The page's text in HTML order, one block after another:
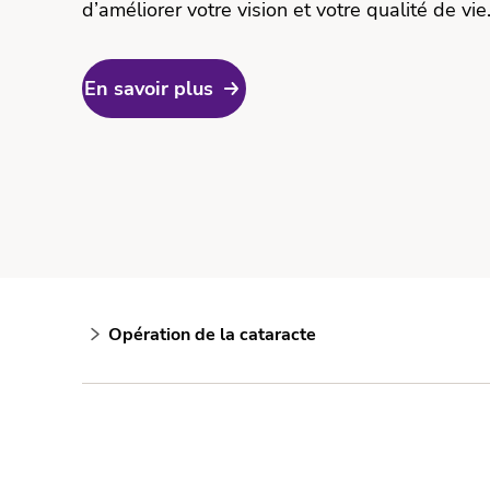
d’améliorer votre vision et votre qualité de vie.
En savoir plus
Opération de la cataracte